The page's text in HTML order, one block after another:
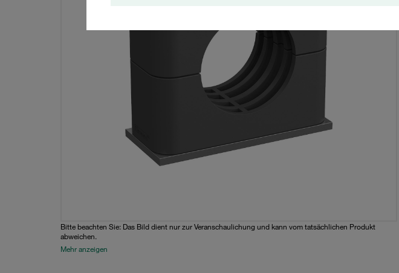
Bitte beachten Sie: Das Bild dient nur zur Veranschaulichung und kann vom tatsächlichen Produkt
abweichen.
Mehr anzeigen